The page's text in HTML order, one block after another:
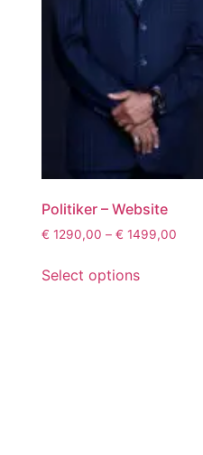
Politiker – Website
€ 1290,00 – € 1499,00
Select options